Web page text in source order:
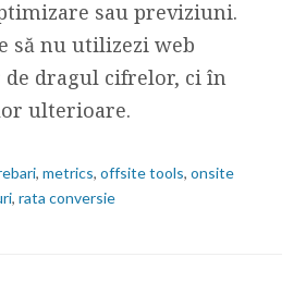
sau previziuni.
să nu utilizezi web
de dragul cifrelor, ci în
ulterioare.
, metrics, offsite tools, onsite
, rata conversie